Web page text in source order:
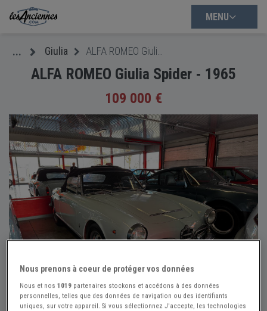
MENU
... Giulia
ALFA ROMEO Giulia Spider - 1965
109 000 €
Nous prenons à coeur de protéger vos données
Nous et nos1019 partenaires stockons et accédons à des données
personnelles, telles que des données de navigation ou des identifiants
uniques, sur votre appareil. Si vous sélectionnez J'accepte, les technologies